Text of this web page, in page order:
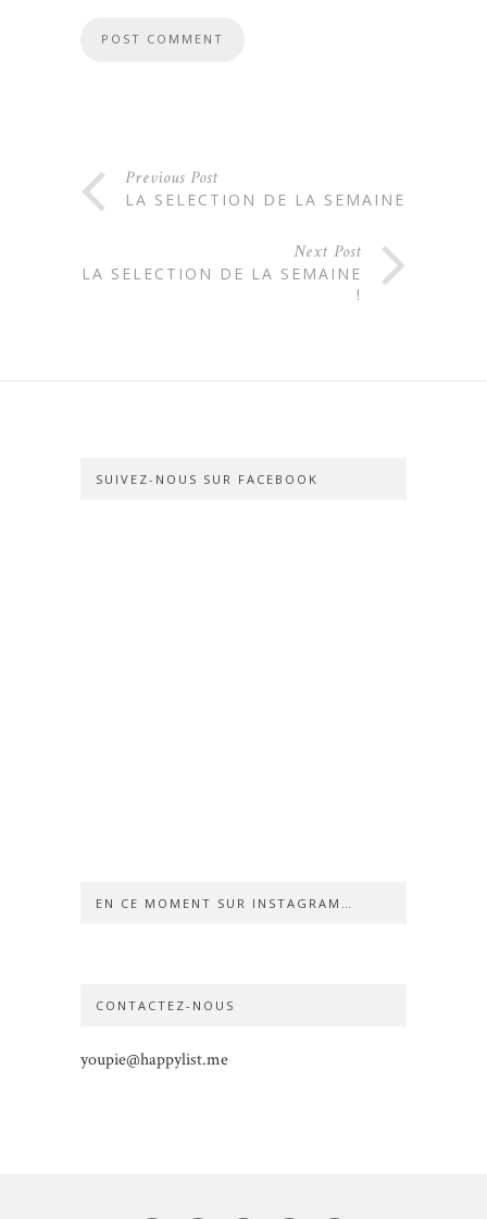
Previous Post
LA SELECTION DE LA SEMAINE
Next Post
LA SELECTION DE LA SEMAINE
!
SUIVEZ-NOUS SUR FACEBOOK
EN CE MOMENT SUR INSTAGRAM…
CONTACTEZ-NOUS
youpie@happylist.me